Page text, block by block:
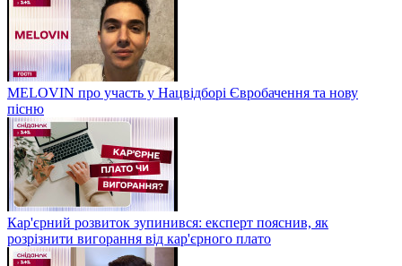
MELOVIN про участь у Нацвідборі Євробачення та нову
пісню
Кар'єрний розвиток зупинився: експерт пояснив, як
розрізнити вигорання від кар'єрного плато